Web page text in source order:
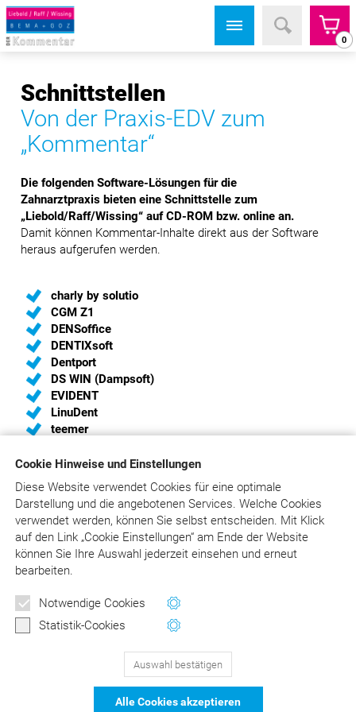
Cookie Hinweise und Einstellungen
Diese Website verwendet Cookies für eine optimale
Darstellung und die angebotenen Services. Welche Cookies
verwendet werden, können Sie selbst entscheiden. Mit Klick
aufden Link „Cookie Einstellungen“ am Ende der Website
können Sie Ihre Auswahl jederzeit einsehen und erneut
bearbeiten.
Notwendige Cookies
Statistik-Cookies
Auswahl bestätigen
Alle Cookies akzeptieren
0
Schnittstellen
Von der Praxis-EDV zum
„Kommentar“
Die folgenden Software-Lösungen für die
Zahnarztpraxis bieten eine Schnittstelle zum
„Liebold/Raff/Wissing“ auf CD-ROM bzw. online an.
Damit können Kommentar-Inhalte direkt aus der Software
heraus aufgerufen werden.
charly by solutio
CGM Z1
DENSoffice
DENTIXsoft
Dentport
DS WIN (Dampsoft)
EVIDENT
LinuDent
teemer
Sie sind Hersteller von Praxis-Software und haben
Interesse, eine Schnittstelle zum
„Liebold/Raff/Wissing“ einzurichten?
Wir unterstützen Sie gerne und liefern Ihnen die aktuelle
Schnittstellenbeschreibung. Bitte schreiben Sie an
129Bewertungen auf ProvenExpert.com